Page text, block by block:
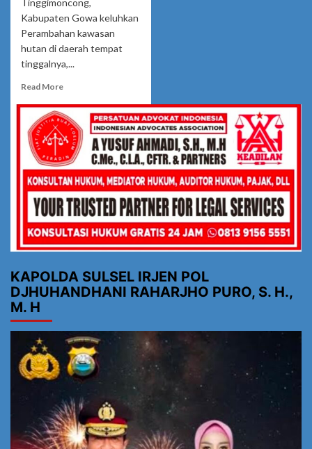
Kabupaten Gowa keluhkan
Perambahan kawasan
hutan di daerah tempat
tinggalnya,...
Read MoreRead
about
Penjarahan
Hutan
Adat
Desa
Parigi
Tidak
Tercium
Aparat
?
KAPOLDA SULSEL IRJEN POL
DJHUHANDHANI RAHARJHO PURO, S. H.,
M. H